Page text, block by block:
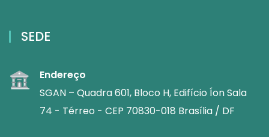
SEDE
Endereço
SGAN – Quadra 601, Bloco H, Edifício Íon Sala
74 - Térreo - CEP 70830-018 Brasília / DF